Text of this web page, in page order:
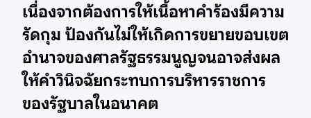
เนื่องจากต้องการให้เนื้อหาคำร้องมีความ
รัดกุม ป้องกันไม่ให้เกิดการขยายขอบเขต
อำนาจของศาลรัฐธรรมนูญจนอาจส่งผล
ให้คำวินิจฉัยกระทบการบริหารราชการ
ของรัฐบาลในอนาคต